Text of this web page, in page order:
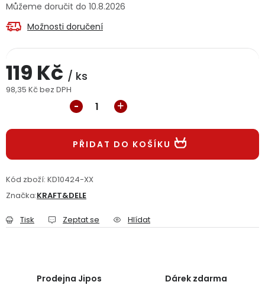
Velkoobchodní spolupráce (B2B)
Hodnocení obchodu
Doprava a platba Váš zákaznický účet
Reklamační formulář Odstoupení ve lhůtě 14 dní
Podmínky ochrany osobních údajů
10.8.2026
Možnosti doručení
119 Kč / ks
98,35 Kč bez DPH
PŘIDAT DO KOŠÍKU
Kód zboží: KD10424-XX
Značka:KRAFT&DELE
Tisk Zeptat se Hlídat
Prodejna Jipos Dárek zdarma